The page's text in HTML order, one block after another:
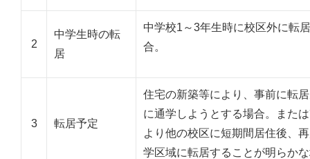
2
中学生時の転
居
中学校1～3年生時に校区外に転
合。
3 転居予定
住宅の新築等により、事前に転
に通学しようとする場合。また
より他の校区に短期間居住後、
学区域に転居することが明らか